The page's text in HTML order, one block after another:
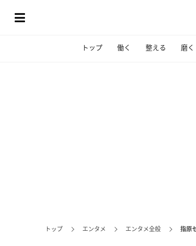
トップ 働く 整える 磨く
トップ エンタメ エンタメ全般 指原